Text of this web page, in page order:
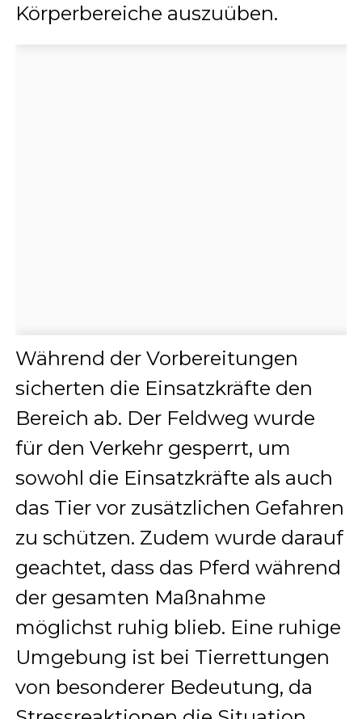
Körperbereiche auszuüben.
Während der Vorbereitungen
sicherten die Einsatzkräfte den
Bereich ab. Der Feldweg wurde
für den Verkehr gesperrt, um
sowohl die Einsatzkräfte als auch
das Tier vor zusätzlichen Gefahren
zu schützen. Zudem wurde darauf
geachtet, dass das Pferd während
der gesamten Maßnahme
möglichst ruhig blieb. Eine ruhige
Umgebung ist bei Tierrettungen
von besonderer Bedeutung, da